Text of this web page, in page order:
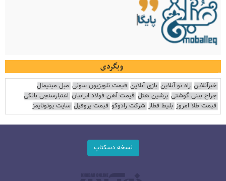
وبگردی
خبرآنلاین راه نو آنلاین بازی آنلاین قیمت تلویزیون سونی مبل مینیمال
جراح بینی گوشتی پرشین هتل قیمت آهن فولاد ایرانیان اعتبارسنجی بانکی
قیمت طلا امروز بلیط قطار شرکت رادوکو قیمت پروفیل سایت یوتوتایمز
نسخه دسکتاپ